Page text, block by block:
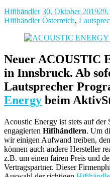
Hifihändler 30. Oktober 2019
Hifihändler Österreich,
Neuer ACOUSTIC
in Innsbruck. Ab
Lautsprecher
Energy beim
Acoustic Energy ist stets auf der
engagierten Hifihändlern. Um
wir einigen Aufwand treiben,
können auch andere Hersteller
z.B. um einen fairen Preis und
Vertragspartner. Dieser